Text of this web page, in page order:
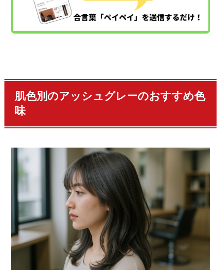
肌色別のアッシュグレーのおすすめ色
味